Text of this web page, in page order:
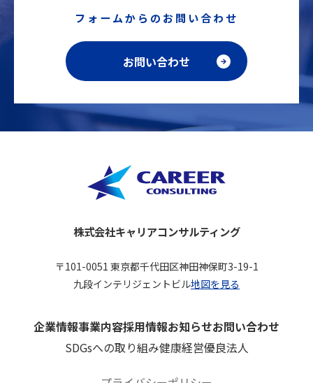
フォームからのお問い合わせ
お問い合わせ
株式会社キャリアコンサルティング
〒101-0051 東京都千代田区神田神保町3-19-1
九段インテリジェントビル地図を見る
企業情報事業内容採用情報お知らせお問い合わせ
SDGsへの取り組み健康経営優良法人